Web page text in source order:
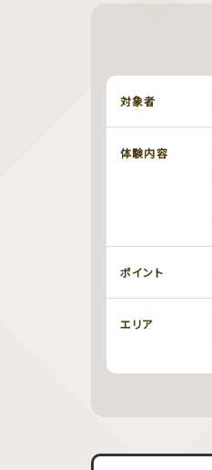
対象者
体験内容
ポイント
エリア